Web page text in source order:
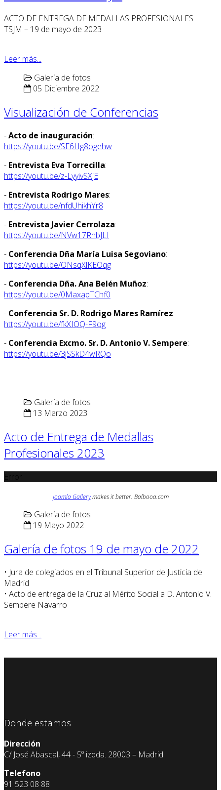
ACTO DE ENTREGA DE MEDALLAS PROFESIONALES
TSJM – 19 de mayo de 2023
Leer más...
Galería de fotos
05 Diciembre 2022
Visualización de Conferencias
-Acto de inauguración:
https://youtu.be/SE6Hg8ogehw
- Entrevista Eva Torrecilla:
https://youtu.be/z-LyyivSXjE
- Entrevista Rodrigo Mares:
https://youtu.be/nfdUhikhYr8
- Entrevista Javier Cerrolaza:
https://youtu.be/NVw17RhbJLI
- Conferencia Dña María Luisa Segoviano:
https://youtu.be/ONsqXlKEOqg
- Conferencia Dña. Ana Belén Muñoz:
https://youtu.be/0MaxapTChf0
- Conferencia Sr. D. Rodrigo Mares Ramírez:
https://youtu.be/fkXIOQ-F9og
- Conferencia Excmo. Sr. D. Antonio V. Sempere:
https://youtu.be/3jSSkD4wRQo
Galería de fotos
13 Marzo 2023
Acto de Entrega de Medallas
Profesionales 2023
Joomla Gallerymakes it better. Balbooa.com
Galería de fotos
19 Mayo 2022
Galería de fotos 19 de mayo de 2022
• Jura de colegiados en el Tribunal Superior de Justicia de
Madrid
• Acto de entrega de la Cruz al Mérito Social a D. Antonio V.
Sempere Navarro
Leer más...
Donde estamos
Dirección
C/ José Abascal, 44 - 5º izqda. 28003 – Madrid
Telefono
91 523 08 88